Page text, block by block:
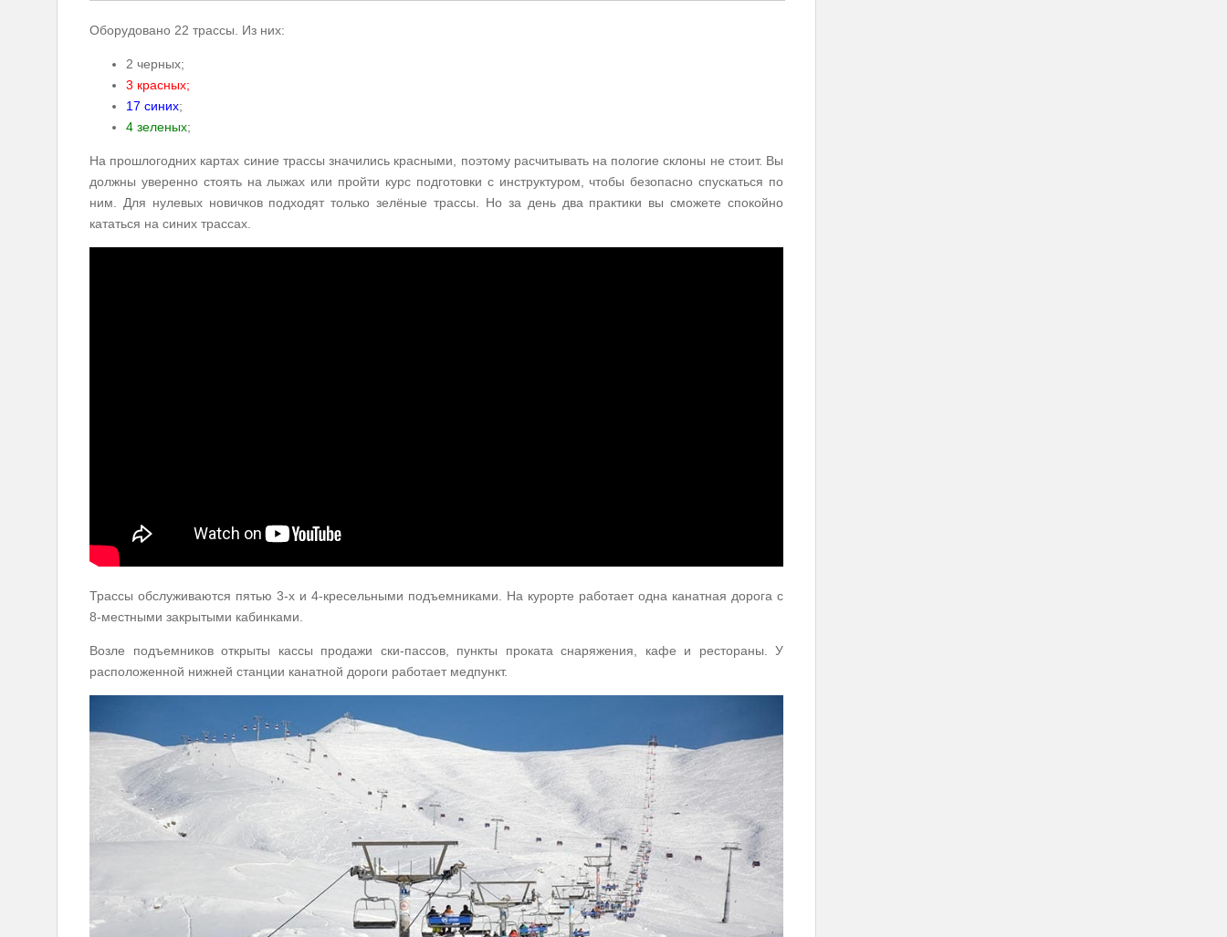
Оборудовано 22 трассы. Из них:
2 черных;
3 красных;
17 синих;
4 зеленых;
На прошлогодних картах синие трассы значились красными, поэтому расчитывать на пологие склоны не стоит. Вы
должны уверенно стоять на лыжах или пройти курс подготовки с инструктуром, чтобы безопасно спускаться по
ним. Для нулевых новичков подходят только зелёные трассы. Но за день два практики вы сможете спокойно
кататься на синих трассах.
Трассы обслуживаются пятью 3-х и 4-кресельными подъемниками. На курорте работает одна канатная дорога с
8-местными закрытыми кабинками.
Возле подъемников открыты кассы продажи ски-пассов, пункты проката снаряжения, кафе и рестораны. У
расположенной нижней станции канатной дороги работает медпункт.